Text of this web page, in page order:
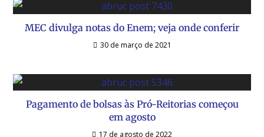
MEC divulga notas do Enem; veja onde conferir
30 de março de 2021
Pagamento de bolsas às Pró-Reitorias começou
em agosto
17 de agosto de 2022